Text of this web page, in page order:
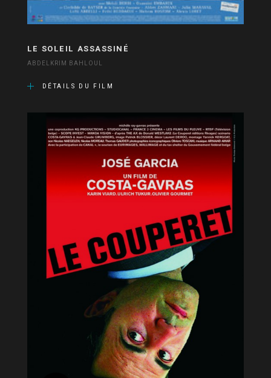
LE SOLEIL ASSASSINÉ
ABDELKRIM BAHLOUL
DÉTAILS DU FILM